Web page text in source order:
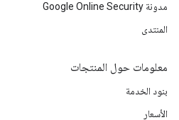
مدونة Google Online Security
المنتدى
معلومات حول المنتجات
بنود الخدمة
الأسعار